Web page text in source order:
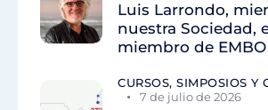
Luis Larrondo,
nuestra Sociedad,
miembro de EMBO
CURSOS, SIMPOSIOS Y
7 de julio de 2026